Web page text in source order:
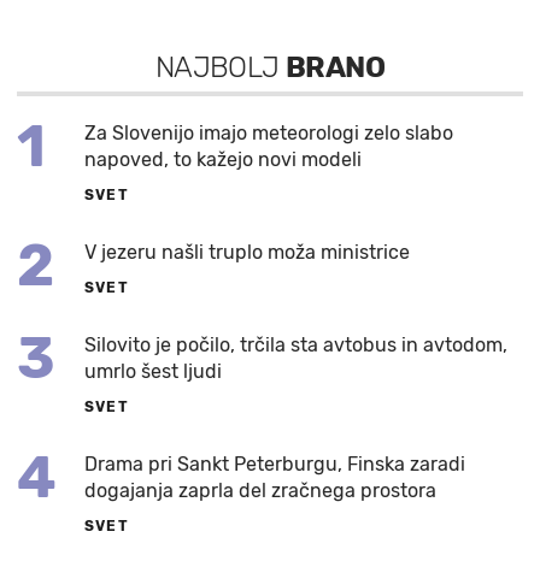
NAJBOLJ BRANO
1
Za Slovenijo imajo meteorologi zelo slabo
napoved, to kažejo novi modeli
SVET
2 V jezeru našli truplo moža ministrice
SVET
3
Silovito je počilo, trčila sta avtobus in avtodom,
umrlo šest ljudi
SVET
4
Drama pri Sankt Peterburgu, Finska zaradi
dogajanja zaprla del zračnega prostora
SVET